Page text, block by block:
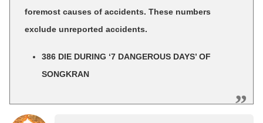
foremost causes of accidents. These numbers
exclude unreported accidents.
386 DIE DURING ‘7 DANGEROUS DAYS’ OF
SONGKRAN